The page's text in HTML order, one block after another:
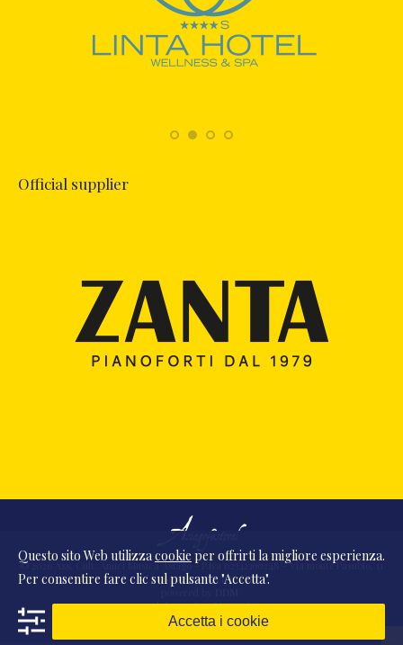
Official supplier
© 2026 Ass. Cult. Amici Musica Asiago - P.Iva 02342390248 - Via monte Pasubio, 11
- 36010 Zanè (VI) Italia
webdesignDAAMSTUDIO
Questo sito Web utilizzacookie per offrirti la migliore esperienza.
Per consentire fare clic sul pulsante "Accetta".
Accetta i cookie